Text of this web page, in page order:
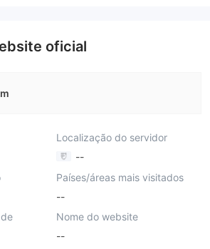
oficial
Localização do servidor
--
Países/áreas mais visitados
--
Nome do website
--